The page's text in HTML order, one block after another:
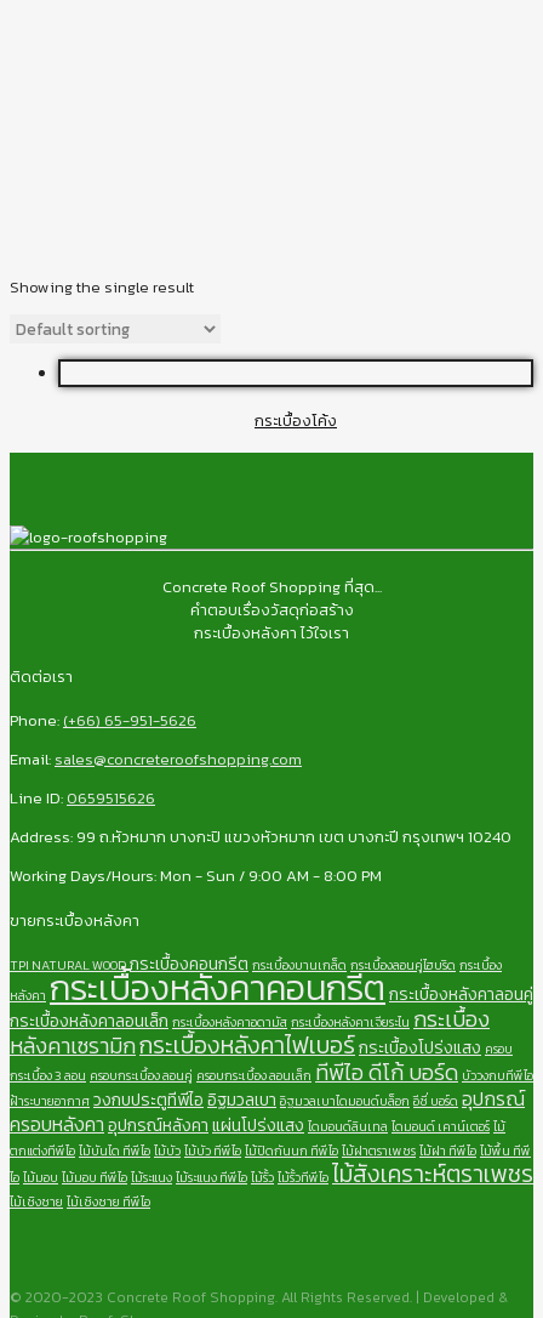
Showing the single result
กระเบื้องโค้ง
Concrete Roof Shopping ที่สุด...
คำตอบเรื่องวัสดุก่อสร้าง
กระเบื้องหลังคา ไว้ใจเรา
ติดต่อเรา
Phone: (+66) 65-951-5626
Email: sales@concreteroofshopping.com
Line ID: 0659515626
Address: 99 ถ.หัวหมาก บางกะปิ แขวงหัวหมาก เขต บางกะปี กรุงเทพฯ 10240
Working Days/Hours: Mon - Sun / 9:00 AM - 8:00 PM
ขายกระเบื้องหลังคา
TPI NATURAL WOODกระเบื้องคอนกรีต กระเบื้องบานเกล็ด กระเบื้องลอนคู่ไฮบริด กระเบื้อง
หลังคา กระเบื้องหลังคาคอนกรีตกระเบื้องหลังคาลอนคู่
กระเบื้องหลังคาลอนเล็ก กระเบื้องหลังคาอดามัสกระเบื้องหลังคาเจียระไน กระเบื้อง
หลังคาเซรามิกกระเบื้องหลังคาไฟเบอร์กระเบื้องโปร่งแสง ครอบ
กระเบื้อง 3 ลอน ครอบกระเบื้อง ลอนคู่ ครอบกระเบื้อง ลอนเล็ก ทีพีไอ ดีโก้ บอร์ด บัววงกบทีพีไอ
ฝ้าระบายอากาศวงกบประตูทีพีไออิฐมวลเบา อิฐมวลเบาไดมอนด์บล็อก อีซี่ บอร์ด อุปกรณ์
ครอบหลังคาอุปกรณ์หลังคาแผ่นโปร่งแสง ไดมอนด์ลินเทล ไดมอนด์ เคาน์เตอร์ไม้
ตกแต่งทีพีไอไม้บันได ทีพีไอไม้บัวไม้บัว ทีพีไอไม้ปิดกันนก ทีพีไอไม้ฝาตราเพชรไม้ฝา ทีพีไอไม้พื้น ทีพี
ไอไม้มอบ ไม้มอบ ทีพีไอไม้ระแนงไม้ระแนง ทีพีไอไม้รั้วไม้รั้วทีพีไอไม้สังเคราะห์ตราเพชร
ไม้เชิงชาย ไม้เชิงชาย ทีพีไอ
© 2020-2023 Concrete Roof Shopping. All Rights Reserved. | Developed &